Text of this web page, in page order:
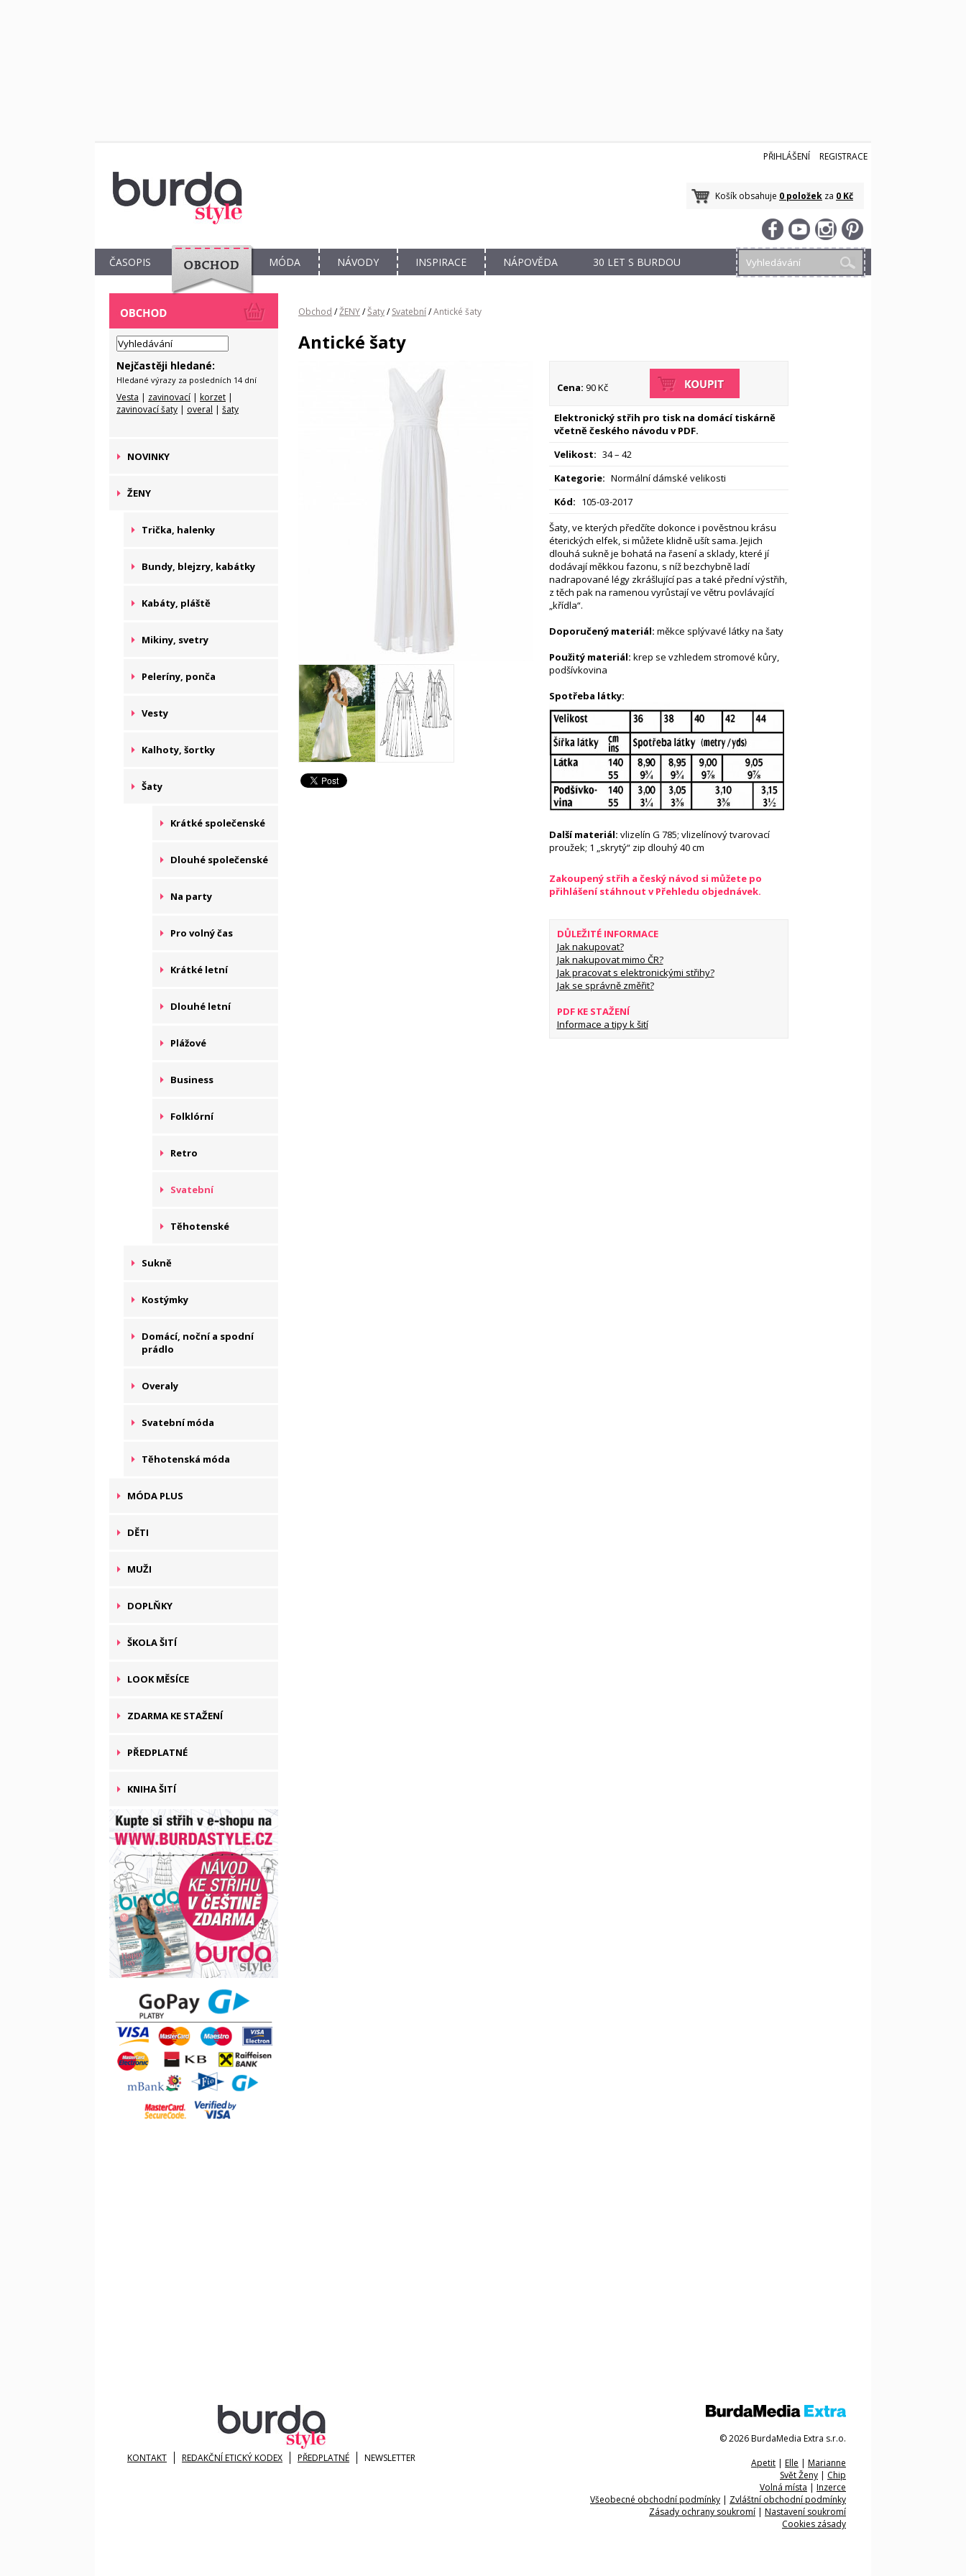
PŘIHLÁŠENÍ REGISTRACE
Košík obsahuje 0 položek za 0 Kč
ČASOPIS
OBCHOD
MÓDA NÁVODY INSPIRACE NÁPOVĚDA 30 LET S BURDOU
Nejčastěji hledané:
Hledané výrazy za posledních 14 dní
Vesta | zavinovací | korzet |
zavinovací šaty | overal | šaty
NOVINKY
ŽENY
Trička, halenky
Bundy, blejzry, kabátky
Kabáty, pláště
Mikiny, svetry
Peleríny, ponča
Vesty
Kalhoty, šortky
Šaty
Krátké společenské
Dlouhé společenské
Na party
Pro volný čas
Krátké letní
Dlouhé letní
Plážové
Business
Folklórní
Retro
Svatební
Těhotenské
Sukně
Kostýmky
Domácí, noční a spodní
prádlo
Overaly
Svatební móda
Těhotenská móda
MÓDA PLUS
DĚTI
MUŽI
DOPLŇKY
ŠKOLA ŠITÍ
LOOK MĚSÍCE
ZDARMA KE STAŽENÍ
PŘEDPLATNÉ
KNIHA ŠITÍ
Obchod /ŽENY/Šaty/ Svatební/Antické šaty
Antické šaty
Cena: 90 Kč
Elektronický střih pro tisk na domácí tiskárně
včetně českého návodu v PDF.
Velikost: 34 – 42
Kategorie: Normální dámské velikosti
Kód: 105-03-2017
Šaty, ve kterých předčíte dokonce i pověstnou krásu
éterických elfek, si můžete klidně ušít sama. Jejich
dlouhá sukně je bohatá na řasení a sklady, které jí
dodávají měkkou fazonu, s níž bezchybně ladí
nadrapované légy zkrášlující pas a také přední výstřih,
z těch pak na ramenou vyrůstají ve větru povlávající
„křídla“.
Doporučený materiál: měkce splývavé látky na šaty
Použitý materiál: krep se vzhledem stromové kůry,
podšívkovina
Spotřeba látky:
Další materiál: vlizelín G 785; vlizelínový tvarovací
proužek; 1 „skrytý“ zip dlouhý 40 cm
Zakoupený střih a český návod si můžete po
přihlášení stáhnout v Přehledu objednávek.
DŮLEŽITÉ INFORMACE
Jak nakupovat?
Jak nakupovat mimo ČR?
Jak pracovat s elektronickými střihy?
Jak se správně změřit?
PDF KE STAŽENÍ
Informace a tipy k šití
KONTAKT REDAKČNÍ ETICKÝ KODEX PŘEDPLATNÉ NEWSLETTER
© 2026 BurdaMedia Extra s.r.o.
Apetit | Elle | Marianne
Svět Ženy | Chip
Volná místa | Inzerce
Všeobecné obchodní podmínky | Zvláštní obchodní podmínky
Zásady ochrany soukromí | Nastavení soukromí
Cookies zásady